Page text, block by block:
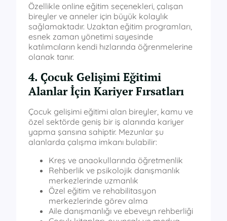
Özellikle online eğitim seçenekleri, çalışan
bireyler ve anneler için büyük kolaylık
sağlamaktadır. Uzaktan eğitim programları,
esnek zaman yönetimi sayesinde
katılımcıların kendi hızlarında öğrenmelerine
olanak tanır.
4. Çocuk Gelişimi Eğitimi
Alanlar İçin Kariyer Fırsatları
Çocuk gelişimi eğitimi alan bireyler, kamu ve
özel sektörde geniş bir iş alanında kariyer
yapma şansına sahiptir. Mezunlar şu
alanlarda çalışma imkanı bulabilir:
Kreş ve anaokullarında öğretmenlik
Rehberlik ve psikolojik danışmanlık
merkezlerinde uzmanlık
Özel eğitim ve rehabilitasyon
merkezlerinde görev alma
Aile danışmanlığı ve ebeveyn rehberliği